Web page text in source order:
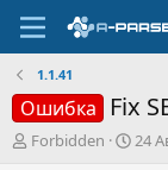
1.1.41
Ошибка Fix
А
Forbidden
Д
24